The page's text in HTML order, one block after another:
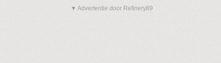
▼ Advertentie door Refinery89